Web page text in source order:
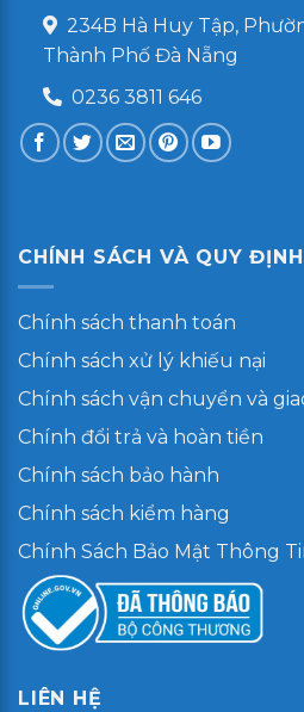
234B Hà Huy Tập,
Thành Phố Đà Nẵng
0236 3811 646
CHÍNH SÁCH VÀ QUY ĐỊNH
Chính sách thanh toán
Chính sách xử lý khiếu nại
Chính sách vận chuyển và
Chính đổi trả và hoàn tiền
Chính sách bảo hành
Chính sách kiểm hàng
Chính Sách Bảo Mật Thông
LIÊN HỆ